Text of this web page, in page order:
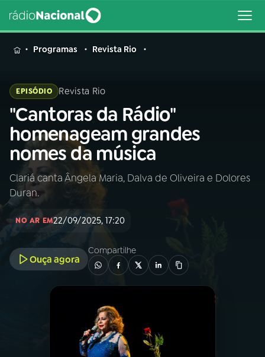
MENU
Buscar
na
Rádio
Nacional
Buscar
AO VIVO
INÍCIO
A RÁDIO
PROGRAMAÇÃO
PROGRAMAS
Programas Revista Rio
EPISÓDIO Revista Rio
"Cantoras da Rádio"
homenageam grandes
nomes da música
Clariá canta Ângela Maria, Dalva de Oliveira e Dolores
Duran.
NO AR EM22/09/2025, 17:20
Ouça agora
Compartilhe